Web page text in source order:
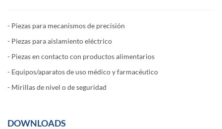
- Piezas para mecanismos de precisión
- Piezas para aislamiento eléctrico
- Piezas en contacto con productos alimentarios
- Equipos/aparatos de uso médico y farmacéutico
​- Mirillas de nivel o de seguridad
DOWNLOADS